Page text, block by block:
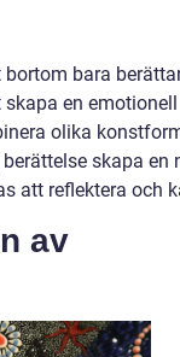
bara
en
olika
skapa en
att reflektera och
av